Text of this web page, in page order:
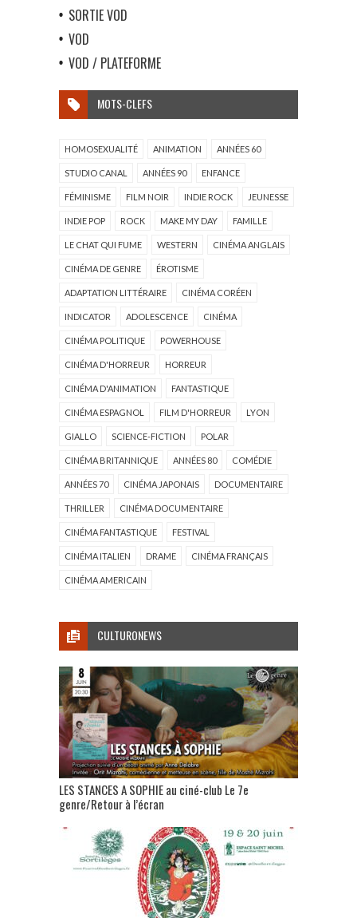
SORTIE VOD
VOD
VOD / PLATEFORME
MOTS-CLEFS
HOMOSEXUALITÉ ANIMATION ANNÉES 60
STUDIO CANAL ANNÉES 90 ENFANCE
FÉMINISME FILM NOIR INDIE ROCK JEUNESSE
INDIE POP ROCK MAKE MY DAY FAMILLE
LE CHAT QUI FUME WESTERN CINÉMA ANGLAIS
CINÉMA DE GENRE ÉROTISME
ADAPTATION LITTÉRAIRE CINÉMA CORÉEN
INDICATOR ADOLESCENCE CINÉMA
CINÉMA POLITIQUE POWERHOUSE
CINÉMA D'HORREUR HORREUR
CINÉMA D'ANIMATION FANTASTIQUE
CINÉMA ESPAGNOL FILM D'HORREUR LYON
GIALLO SCIENCE-FICTION POLAR
CINÉMA BRITANNIQUE ANNÉES 80 COMÉDIE
ANNÉES 70 CINÉMA JAPONAIS DOCUMENTAIRE
THRILLER CINÉMA DOCUMENTAIRE
CINÉMA FANTASTIQUE FESTIVAL
CINÉMA ITALIEN DRAME CINÉMA FRANÇAIS
CINÉMA AMERICAIN
CULTURONEWS
LES STANCES A SOPHIE au ciné-club Le 7e
genre/Retour à l’écran